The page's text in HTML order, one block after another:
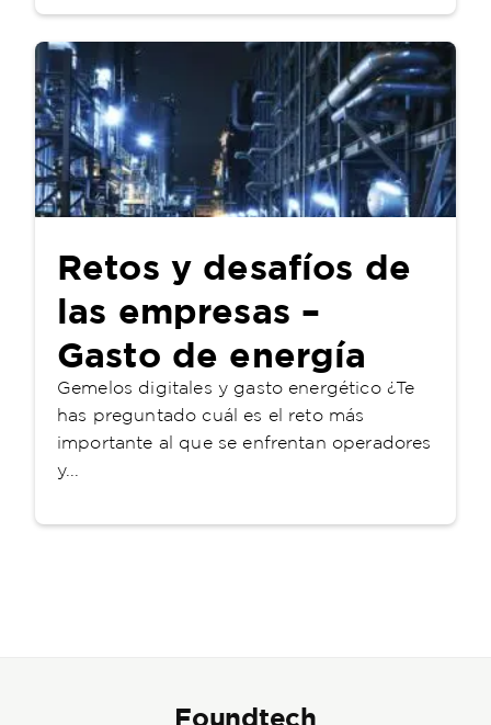
Retos y desafíos de
las empresas –
Gasto de energía
Gemelos digitales y gasto energético ¿Te
has preguntado cuál es el reto más
importante al que se enfrentan operadores
y...
Foundtech